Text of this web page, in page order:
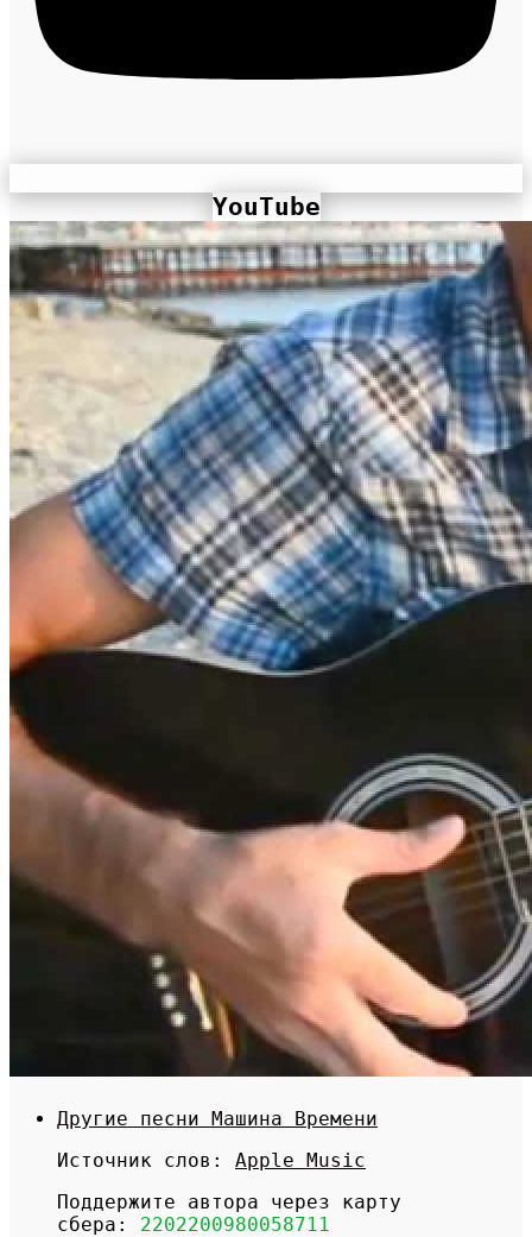
YouTube
Другие песни Машина Времени
Источник слов: Apple Music
Поддержите автора через карту
сбера: 2202200980058711